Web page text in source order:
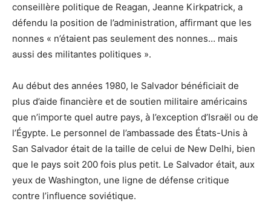
conseillère politique de Reagan, Jeanne Kirkpatrick, a
défendu la position de l’administration, affirmant que les
nonnes « n’étaient pas seulement des nonnes… mais
aussi des militantes politiques ».
Au début des années 1980, le Salvador bénéficiait de
plus d’aide financière et de soutien militaire américains
que n’importe quel autre pays, à l’exception d’Israël ou de
l’Égypte. Le personnel de l’ambassade des États-Unis à
San Salvador était de la taille de celui de New Delhi, bien
que le pays soit 200 fois plus petit. Le Salvador était, aux
yeux de Washington, une ligne de défense critique
contre l’influence soviétique.